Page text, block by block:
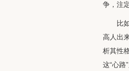
争，注
比
高人出
析其性
这“心路